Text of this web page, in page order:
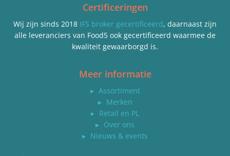
Certificeringen
Wij zijn sinds 2018 IFS broker gecertificeerd, daarnaast zijn
alle leveranciers van Food5 ook gecertificeerd waarmee de
kwaliteit gewaarborgd is.
Meer informatie
▸ Assortiment
▸ Merken
▸ Retail en PL
▸ Over ons
▸ Nieuws & events